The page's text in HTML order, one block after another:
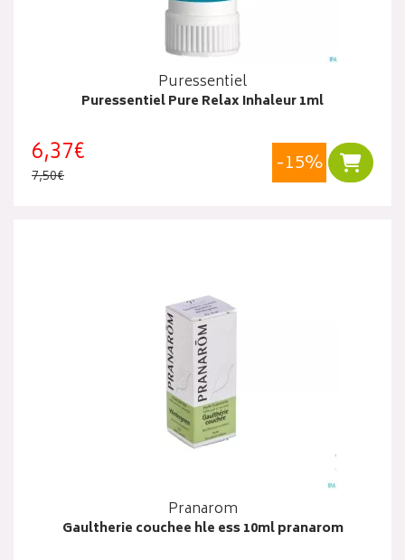
Puressentiel
Puressentiel Pure Relax Inhaleur 1ml
6,37€
7,50€ -15%
Pranarom
Gaultherie couchee hle ess 10ml pranarom